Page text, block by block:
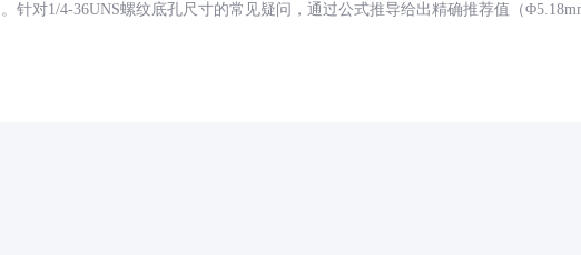
。针对1/4-36UNS螺纹底孔尺寸的常见疑问，通过公式推导给出精确推荐值（